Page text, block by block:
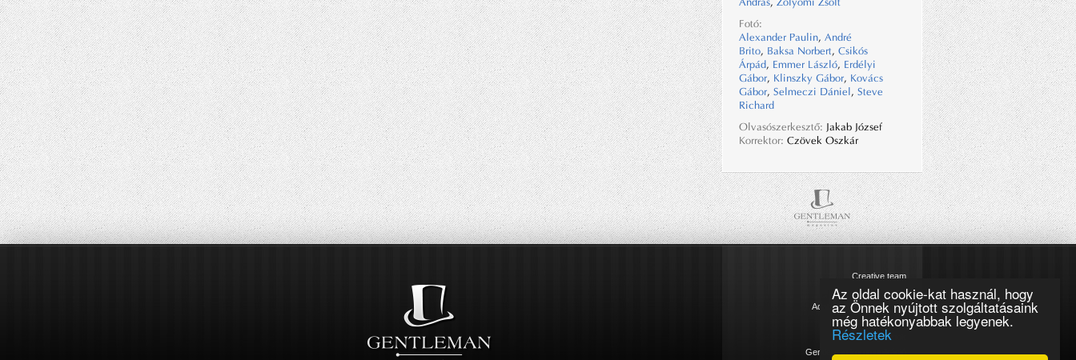
Az oldal cookie-kat használ, hogy
az Önnek nyújtott szolgáltatásaink
még hatékonyabbak legyenek.
Részletek
Fotó:
Alexander Paulin, André
Brito, Baksa Norbert, Csikós
Árpád, Emmer László, Erdélyi
Gábor, Klinszky Gábor, Kovács
Gábor, Selmeczi Dániel , Steve
Richard
Olvasószerkesztő: Jakab József
Korrektor: Czövek Oszkár
Creative team
Impresszum
Adatkezelési tájékoztató
Cookie szabályzat
Magazinok
Gentleman kommunikáció